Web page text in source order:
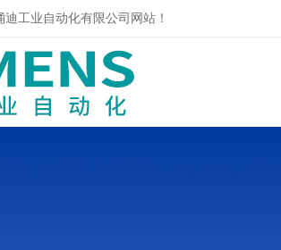
工业自动化有限公司网站！